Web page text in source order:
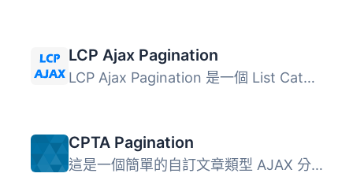
LCP Ajax Pagination
LCP Ajax Pagination 是一個 List Category Posts 的外掛插件...
CPTA Pagination
這是一個簡單的自訂文章類型 AJAX 分頁外掛。 功能： 容易自...